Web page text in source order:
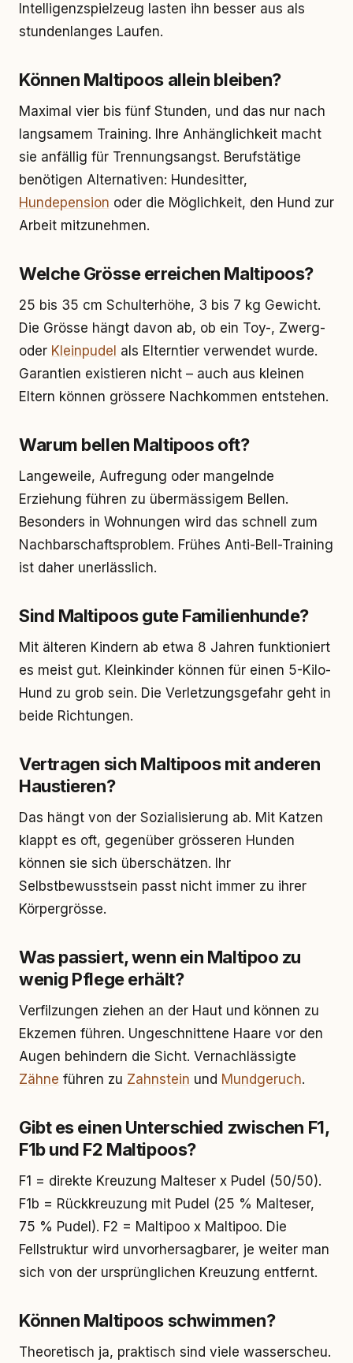
Intelligenzspielzeug lasten ihn besser aus als
stundenlanges Laufen.
Können Maltipoos allein bleiben?
Maximal vier bis fünf Stunden, und das nur nach
langsamem Training. Ihre Anhänglichkeit macht
sie anfällig für Trennungsangst. Berufstätige
benötigen Alternativen: Hundesitter,
Hundepension oder die Möglichkeit, den Hund zur
Arbeit mitzunehmen.
Welche Grösse erreichen Maltipoos?
25 bis 35 cm Schulterhöhe, 3 bis 7 kg Gewicht.
Die Grösse hängt davon ab, ob ein Toy-, Zwerg-
oder Kleinpudel als Elterntier verwendet wurde.
Garantien existieren nicht – auch aus kleinen
Eltern können grössere Nachkommen entstehen.
Warum bellen Maltipoos oft?
Langeweile, Aufregung oder mangelnde
Erziehung führen zu übermässigem Bellen.
Besonders in Wohnungen wird das schnell zum
Nachbarschaftsproblem. Frühes Anti-Bell-Training
ist daher unerlässlich.
Sind Maltipoos gute Familienhunde?
Mit älteren Kindern ab etwa 8 Jahren funktioniert
es meist gut. Kleinkinder können für einen 5-Kilo-
Hund zu grob sein. Die Verletzungsgefahr geht in
beide Richtungen.
Vertragen sich Maltipoos mit anderen
Haustieren?
Das hängt von der Sozialisierung ab. Mit Katzen
klappt es oft, gegenüber grösseren Hunden
können sie sich überschätzen. Ihr
Selbstbewusstsein passt nicht immer zu ihrer
Körpergrösse.
Was passiert, wenn ein Maltipoo zu
wenig Pflege erhält?
Verfilzungen ziehen an der Haut und können zu
Ekzemen führen. Ungeschnittene Haare vor den
Augen behindern die Sicht. Vernachlässigte
Zähne führen zu Zahnstein und Mundgeruch.
Gibt es einen Unterschied zwischen F1,
F1b und F2 Maltipoos?
F1 = direkte Kreuzung Malteser x Pudel (50/50).
F1b = Rückkreuzung mit Pudel (25 % Malteser,
75 % Pudel). F2 = Maltipoo x Maltipoo. Die
Fellstruktur wird unvorhersagbarer, je weiter man
sich von der ursprünglichen Kreuzung entfernt.
Können Maltipoos schwimmen?
Theoretisch ja, praktisch sind viele wasserscheu.